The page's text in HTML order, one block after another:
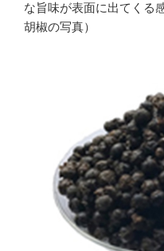
な旨味が表面に出てくる
胡椒の写真）